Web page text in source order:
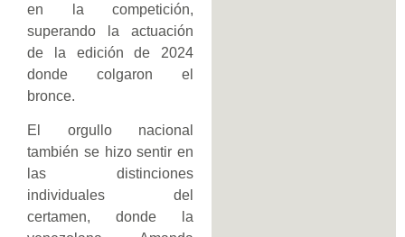
en la competición,
superando la actuación
de la edición de 2024
donde colgaron el
bronce.
El orgullo nacional
también se hizo sentir en
las distinciones
individuales del
certamen, donde la